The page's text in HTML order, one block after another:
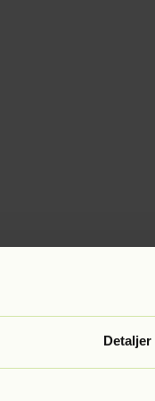
Detaljer